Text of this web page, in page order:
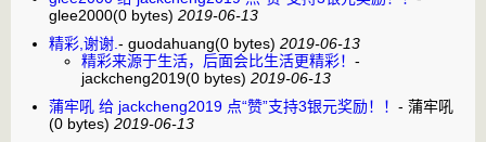
glee2000(0 bytes) 2019-06-13
精彩,谢谢.- guodahuang(0 bytes) 2019-06-13
精彩来源于生活，后面会比生活更精彩！ -
jackcheng2019(0 bytes) 2019-06-13
蒲牢吼 给 jackcheng2019 点“赞”支持3银元奖励！！ - 蒲牢吼
(0 bytes) 2019-06-13